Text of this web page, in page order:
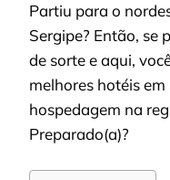
Partiu para o
Sergipe? Então, se
de sorte e aqui,
melhores hotéis
hospedagem na
Preparado(a)?